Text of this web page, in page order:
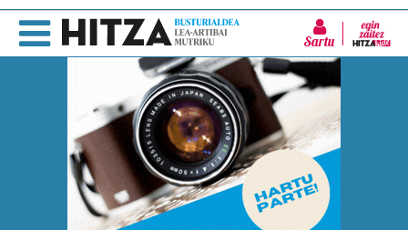
Sartu